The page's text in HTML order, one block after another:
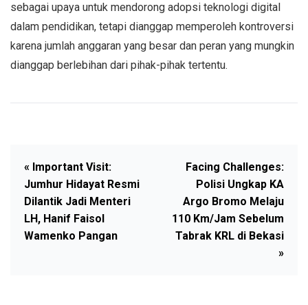
sebagai upaya untuk mendorong adopsi teknologi digital
dalam pendidikan, tetapi dianggap memperoleh kontroversi
karena jumlah anggaran yang besar dan peran yang mungkin
dianggap berlebihan dari pihak-pihak tertentu.
« Important Visit:
Jumhur Hidayat Resmi
Dilantik Jadi Menteri
LH, Hanif Faisol
Wamenko Pangan
Facing Challenges:
Polisi Ungkap KA
Argo Bromo Melaju
110 Km/Jam Sebelum
Tabrak KRL di Bekasi
»